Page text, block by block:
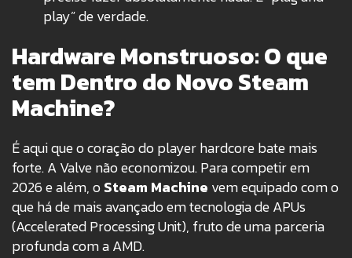
play” de verdade.
Hardware Monstruoso: O que
tem Dentro do Novo Steam
Machine?
É aqui que o coração do player hardcore bate mais
forte. A Valve não economizou. Para competir em
2026 e além, oSteam Machine vem equipado com o
que há de mais avançado em tecnologia de APUs
(Accelerated Processing Unit), fruto de uma parceria
profunda com a AMD.